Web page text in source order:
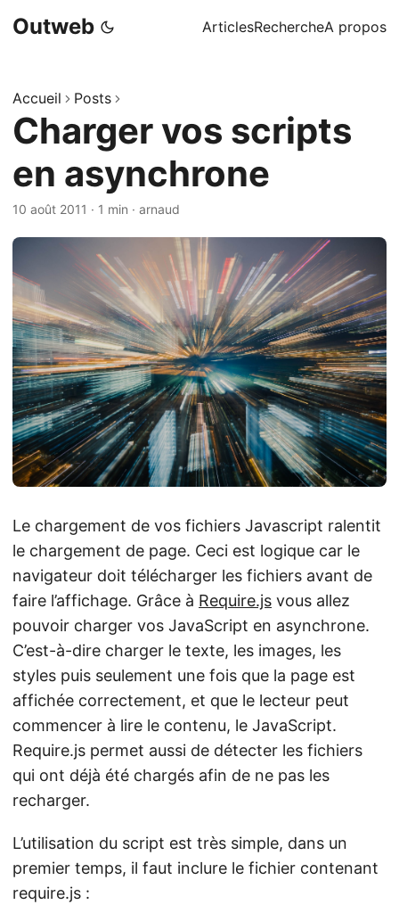
Outweb ArticlesRechercheA propos
Accueil Posts
Charger vos scripts
en asynchrone
10 août 2011 · 1 min · arnaud
Le chargement de vos fichiers Javascript ralentit
le chargement de page. Ceci est logique car le
navigateur doit télécharger les fichiers avant de
faire l’affichage. Grâce à Require.js vous allez
pouvoir charger vos JavaScript en asynchrone.
C’est-à-dire charger le texte, les images, les
styles puis seulement une fois que la page est
affichée correctement, et que le lecteur peut
commencer à lire le contenu, le JavaScript.
Require.js permet aussi de détecter les fichiers
qui ont déjà été chargés afin de ne pas les
recharger.
L’utilisation du script est très simple, dans un
premier temps, il faut inclure le fichier contenant
require.js :